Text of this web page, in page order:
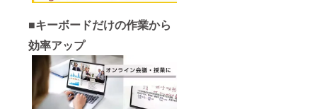
■キーボードだけの作業から
効率アップ